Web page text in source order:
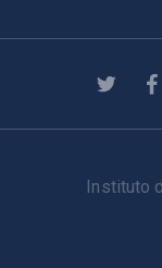
Instituto